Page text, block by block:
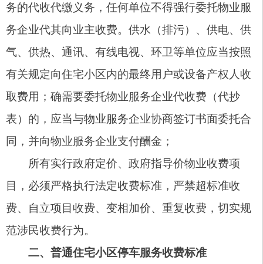
行政府指导价；已依法成立业主大会（业主委员
会）的普通住宅小区、保障性住房小区的上述收费
项目，收费标准由业主、业主大会（业主委员会）
与建设单位或物业服务企业共同协商决定。非普通
主、物业使用人与建设单位或物业服务企业协商确
定。
（一）场地占用费。普通住宅小区、保障性住
房小区前期物业管理区域的业主、物业使用人占用
小区共有公共场地停车的，场地占用费统一按60元/
小区，1小时内免费停放，超过1小时的按2元/车·小
时计费，24小时单次累计收费最高不超过10元；已
依法成立业主大会（业主委员会）的小区，公共场